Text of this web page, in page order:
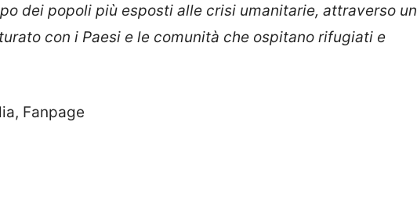
dei popoli più esposti alle crisi umanitarie, attraverso un
con i Paesi e le comunità che ospitano rifugiati e
Fanpage